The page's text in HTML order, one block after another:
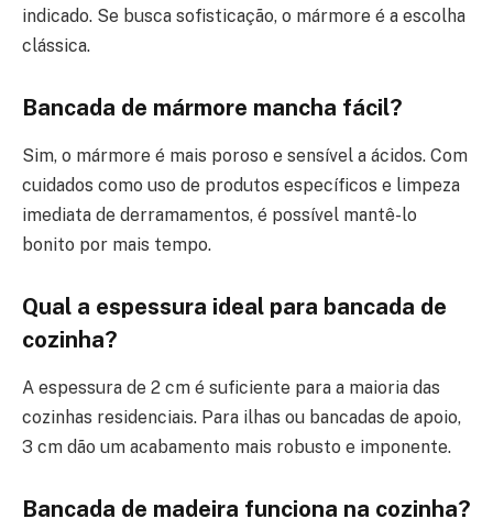
indicado. Se busca sofisticação, o mármore é a escolha
clássica.
Bancada de mármore mancha fácil?
Sim, o mármore é mais poroso e sensível a ácidos. Com
cuidados como uso de produtos específicos e limpeza
imediata de derramamentos, é possível mantê-lo
bonito por mais tempo.
Qual a espessura ideal para bancada de
cozinha?
A espessura de 2 cm é suficiente para a maioria das
cozinhas residenciais. Para ilhas ou bancadas de apoio,
3 cm dão um acabamento mais robusto e imponente.
Bancada de madeira funciona na cozinha?